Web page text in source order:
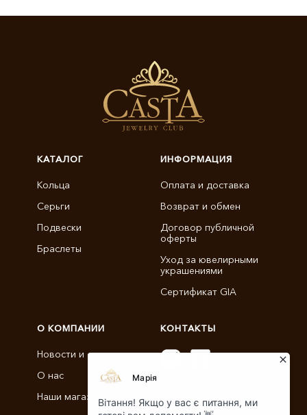
КАТАЛОГ
Кольца
Серьги
Подвески
Браслеты
ИНФОРМАЦИЯ
Оплата и доставка
Возврат и обмен
Договор публичной
оферты
Уход за ювелирными
украшениями
Сертификат GIA
О КОМПАНИИ
Новости и статьи
О нас
Наши магазины
КОНТАКТЫ